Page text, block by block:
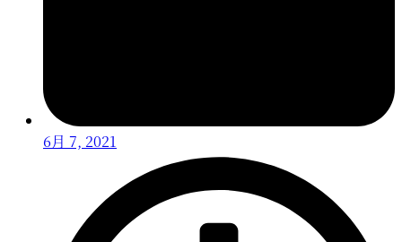
6月 7, 2021